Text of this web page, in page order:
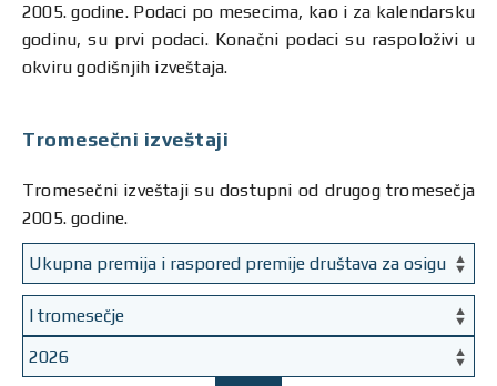
2005. godine. Podaci po mesecima, kao i za kalendarsku
godinu, su prvi podaci. Konačni podaci su raspoloživi u
okviru godišnjih izveštaja.
Tromesečni izveštaji
Tromesečni izveštaji su dostupni od drugog tromesečja
2005. godine.